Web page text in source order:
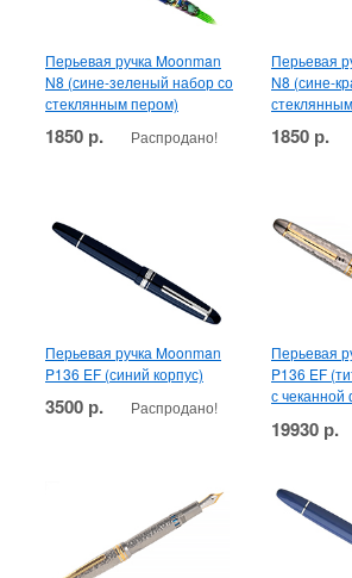
Перьевая ручка Moonman
N8 (сине-зеленый набор со
стеклянным пером)
1850 р. Распродано!
Перьевая
N8 (сине-
1850 р.
Перьевая ручка Moonman
P136 EF (синий корпус)
3500 р. Распродано!
Перьевая
P136 EF
с чеканной
19930 р.